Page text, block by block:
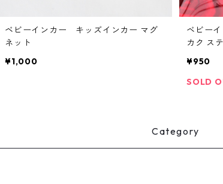
ベビーインカー キッズインカー マグ
ネット
¥1,000
ベビー
カク ス
¥950
SOLD
Category